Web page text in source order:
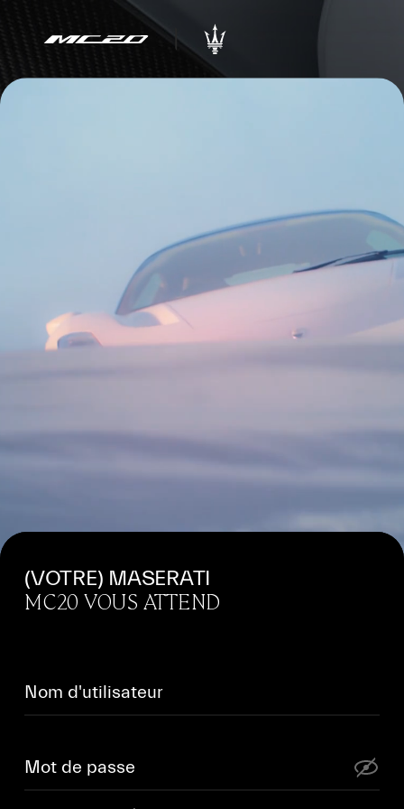
(VOTRE) MASERATI
MC20 VOUS ATTEND
Nom d'utilisateur
Mot de passe